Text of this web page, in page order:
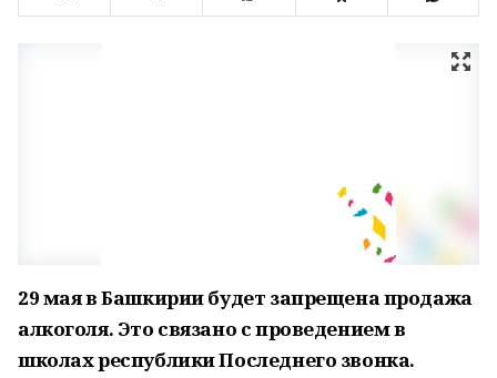
29 мая в Башкирии будет запрещена продажа
алкоголя. Это связано с проведением в
школах республики Последнего звонка.